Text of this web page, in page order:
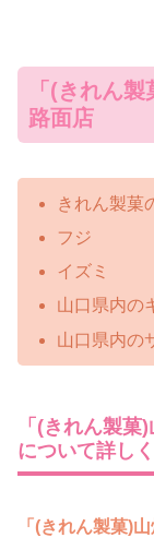
「(きれん
路面店
きれん製菓
フジ
イズミ
山口県内の
山口県内の
「(きれん製
について詳しく
「(きれん製菓)